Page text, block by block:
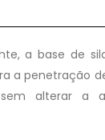
a base de
a penetração
alterar a